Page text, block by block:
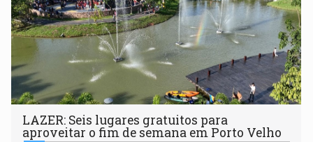
LAZER: Seis lugares gratuitos para
aproveitar o fim de semana em Porto Velho